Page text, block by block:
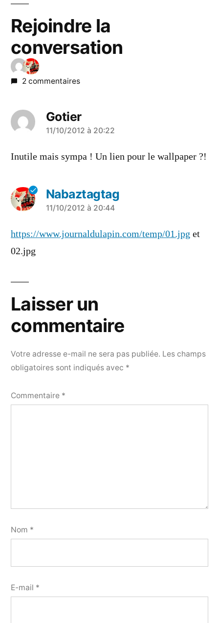
Rejoindre la
conversation
2 commentaires
Gotier
a
dit :
11/10/2012 à 20:22
Inutile mais sympa ! Un lien pour le wallpaper ?!
Nabaztagtag
a
dit :
11/10/2012 à 20:44
https://www.journaldulapin.com/temp/01.jpg et
02.jpg
Laisser un
commentaire
Votre adresse e-mail ne sera pas publiée. Les champs
obligatoires sont indiqués avec *
Commentaire *
Nom *
E-mail *